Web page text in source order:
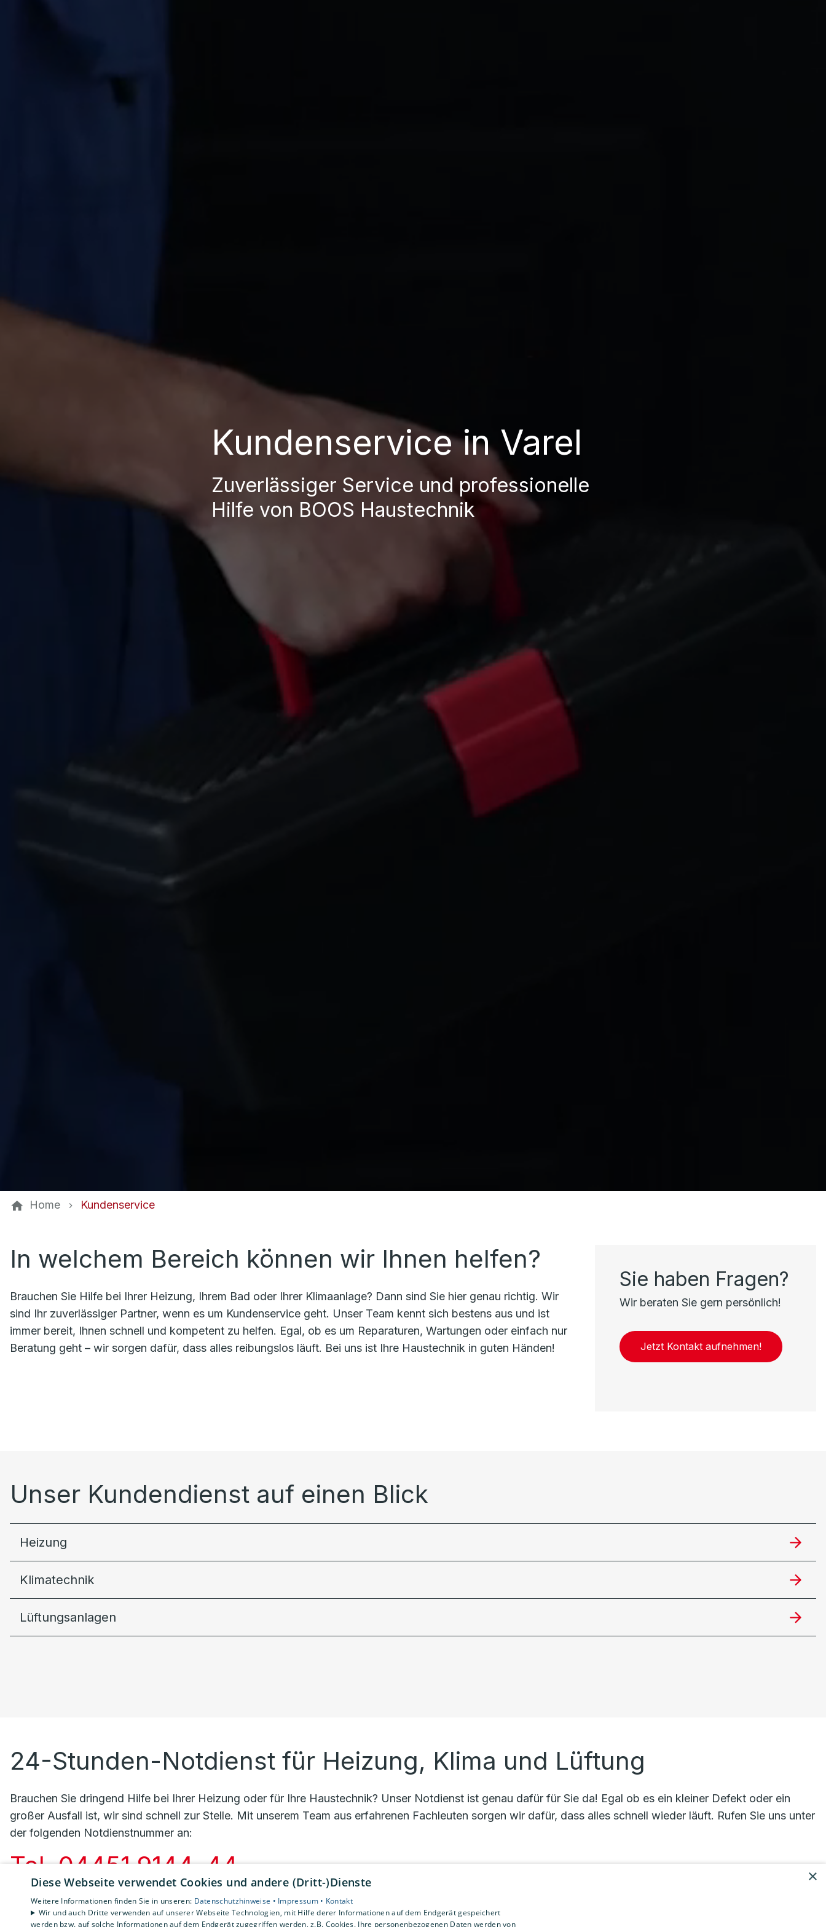
Kundenservice in Varel
Zuverlässiger Service und professionelle
Hilfe von BOOS Haustechnik
Home Kundenservice
In welchem Bereich können wir Ihnen helfen?
Brauchen Sie Hilfe bei Ihrer Heizung, Ihrem Bad oder Ihrer Klimaanlage? Dann sind Sie hier genau richtig. Wir
sind Ihr zuverlässiger Partner, wenn es um Kundenservice geht. Unser Team kennt sich bestens aus und ist
immer bereit, Ihnen schnell und kompetent zu helfen. Egal, ob es um Reparaturen, Wartungen oder einfach nur
Beratung geht – wir sorgen dafür, dass alles reibungslos läuft. Bei uns ist Ihre Haustechnik in guten Händen!
Sie haben Fragen?
Wir beraten Sie gern persönlich!
Jetzt Kontakt aufnehmen!
Unser Kundendienst auf einen Blick
Heizung
Klimatechnik
Lüftungsanlagen
24-Stunden-Notdienst für Heizung, Klima und Lüftung
Brauchen Sie dringend Hilfe bei Ihrer Heizung oder für Ihre Haustechnik? Unser Notdienst ist genau dafür für Sie da! Egal ob es ein kleiner Defekt oder ein
großer Ausfall ist, wir sind schnell zur Stelle. Mit unserem Team aus erfahrenen Fachleuten sorgen wir dafür, dass alles schnell wieder läuft. Rufen Sie uns unter
der folgenden Notdienstnummer an:
Tel. 04451 9144–44
Wir sind Ihr zuverlässiger Partner in Notfällen, direkt in Ihrer Nähe. Unser Ziel ist es, Ihnen schnell und effektiv zu helfen, damit Ihr Zuhause wieder warm und
gemütlich wird.
×
Diese Webseite verwendet Cookies und andere (Dritt-)Dienste
Weitere Informationen finden Sie in unseren: Datenschutzhinweise • Impressum • Kontakt
Wir und auch Dritte verwenden auf unserer Webseite Technologien, mit Hilfe derer Informationen auf dem Endgerät gespeichert
werden bzw. auf solche Informationen auf dem Endgerät zugegriffen werden, z.B. Cookies. Ihre personenbezogenen Daten werden von